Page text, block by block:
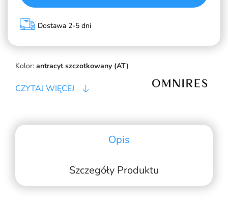
Kolor: antracyt szczotkowany (AT)
CZYTAJ WIĘCEJ
Dostawa 2-5 dni
Opis
Szczegóły Produktu